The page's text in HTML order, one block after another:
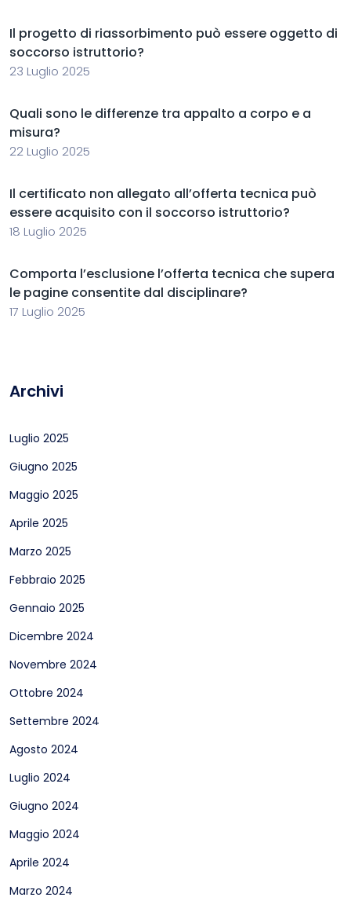
Il progetto di riassorbimento può essere oggetto di
soccorso istruttorio?
23 Luglio 2025
Quali sono le differenze tra appalto a corpo e a
misura?
22 Luglio 2025
Il certificato non allegato all’offerta tecnica può
essere acquisito con il soccorso istruttorio?
18 Luglio 2025
Comporta l’esclusione l’offerta tecnica che supera
le pagine consentite dal disciplinare?
17 Luglio 2025
Archivi
Luglio 2025
Giugno 2025
Maggio 2025
Aprile 2025
Marzo 2025
Febbraio 2025
Gennaio 2025
Dicembre 2024
Novembre 2024
Ottobre 2024
Settembre 2024
Agosto 2024
Luglio 2024
Giugno 2024
Maggio 2024
Aprile 2024
Marzo 2024